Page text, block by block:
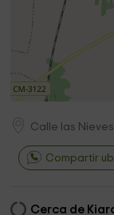
Calle las
Compartir
Cerca de